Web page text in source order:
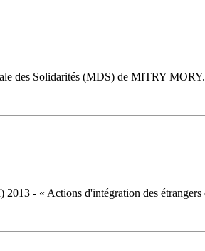
des Solidarités (MDS) de MITRY
- « Actions d'intégration des